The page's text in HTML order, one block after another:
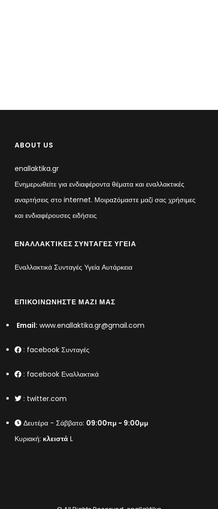
ABOUT US
enallaktika.gr
Ενημερωθείτε για ενδιαφέροντα θέματα και εναλλακτικές
αναρτήσεις στο internet. Μοιραzόμαστε μαζί σας χρήσιμες
και ενδιαφέρουσες ειδήσεις
ΕΝΑΛΛΑΚΤΙΚΈΣ ΣΥΝΤΑΓΈΣ ΥΓΕΊΑ
Εναλλακτικά Συνταγές Υγεία Αυτάρκεια
ΕΠΙΚΟΙΝΩΝΉΣΤΕ ΜΑΖΊ ΜΑΣ
Email: www.enallaktika.gr@gmail.com
: facebook Συνταγές
: facebook Εναλλακτικά
: twitter.com
Δευτέρα - Σάββατο: 09:00πμ - 9:00μμ
Κυριακή: κλειστά L